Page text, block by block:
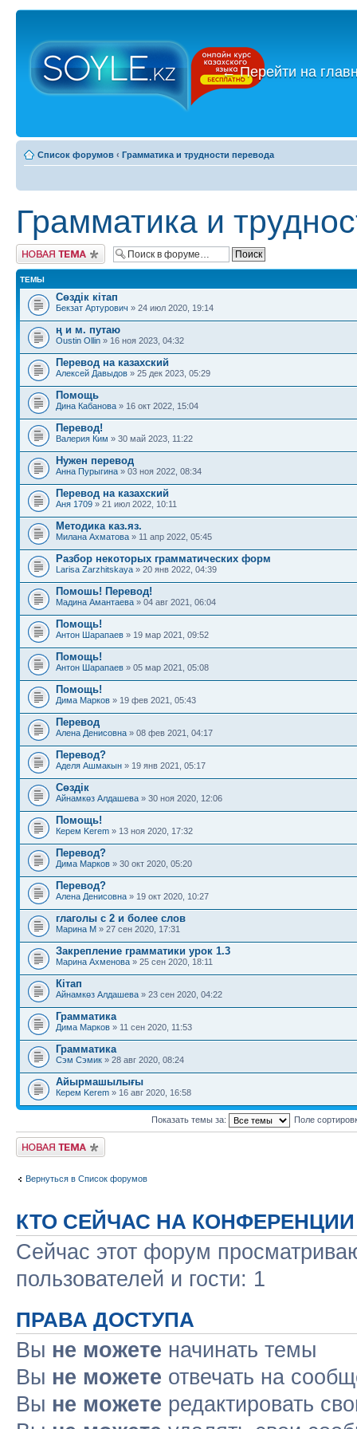
←Перейти на
Список форумов ‹ Грамматика и трудности перевода
Грамматика и
Новая тема
ТЕМЫ
Сөздік кітап
Бекзат Артурович » 24 июл 2020, 19:14
ң и м. путаю
Oustin Ollin » 16 ноя 2023, 04:32
Перевод на казахский
Алексей Давыдов » 25 дек 2023, 05:29
Помощь
Дина Кабанова » 16 окт 2022, 15:04
Перевод!
Валерия Ким » 30 май 2023, 11:22
Нужен перевод
Анна Пурыгина » 03 ноя 2022, 08:34
Перевод на казахский
Аня 1709 » 21 июл 2022, 10:11
Методика каз.яз.
Милана Ахматова » 11 апр 2022, 05:45
Разбор некоторых грамматических форм
Larisa Zarzhitskaya » 20 янв 2022, 04:39
Помошь! Перевод!
Мадина Амантаева » 04 авг 2021, 06:04
Помощь!
Антон Шарапаев » 19 мар 2021, 09:52
Помощь!
Антон Шарапаев » 05 мар 2021, 05:08
Помощь!
Дима Марков » 19 фев 2021, 05:43
Перевод
Алена Денисовна » 08 фев 2021, 04:17
Перевод?
Аделя Ашмакын » 19 янв 2021, 05:17
Сөздік
Айнамкөз Алдашева » 30 ноя 2020, 12:06
Помощь!
Керем Kerem » 13 ноя 2020, 17:32
Перевод?
Дима Марков » 30 окт 2020, 05:20
Перевод?
Алена Денисовна » 19 окт 2020, 10:27
глаголы с 2 и более слов
Марина М » 27 сен 2020, 17:31
Закрепление грамматики урок 1.3
Марина Ахменова » 25 сен 2020, 18:11
Кітап
Айнамкөз Алдашева » 23 сен 2020, 04:22
Грамматика
Дима Марков » 11 сен 2020, 11:53
Грамматика
Сэм Сэмик » 28 авг 2020, 08:24
Айырмашылығы
Керем Kerem » 16 авг 2020, 16:58
Показать темы за: Поле
Новая тема
Вернуться в Список форумов
КТО СЕЙЧАС НА КОНФЕРЕНЦИИ
Сейчас этот форум
пользователей и гости: 1
ПРАВА ДОСТУПА
Вы не можете начинать темы
Вы не можете отвечать на
Вы не можете редактировать